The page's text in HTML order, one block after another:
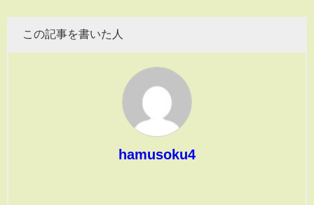
この記事を書いた人
hamusoku4